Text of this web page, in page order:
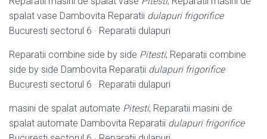
spalat vase Dambovita Reparatii dulapuri frigorifice
Bucuresti sectorul 6 · Reparatii dulapuri
Reparatii combine side by side Pitesti; Reparatii combine
side by side Dambovita Reparatii dulapuri frigorifice
Bucuresti sectorul 6 · Reparatii dulapuri
masini de spalat automate Pitesti; Reparatii masini de
spalat automate Dambovita Reparatii dulapuri frigorifice